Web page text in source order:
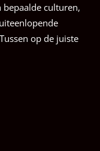
culturen,
op de juiste